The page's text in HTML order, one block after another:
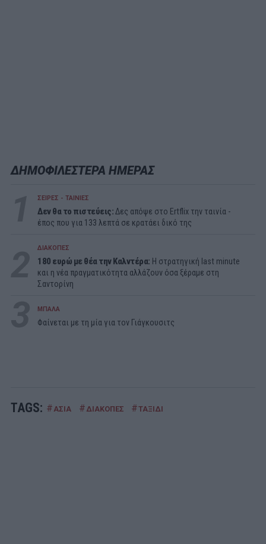
ΔΗΜΟΦΙΛΕΣΤΕΡΑ ΗΜΕΡΑΣ
ΣΕΙΡΕΣ - ΤΑΙΝΙΕΣ
Δεν θα το πιστεύεις:Δες απόψε στο Ertflix την ταινία -
έπος που για 133 λεπτά σε κρατάει δικό της
ΔΙΑΚΟΠΕΣ
180 ευρώ με θέα την Καλντέρα: Η στρατηγική last minute
και η νέα πραγματικότητα αλλάζουν όσα ξέραμε στη
Σαντορίνη
ΜΠΑΛΑ
Φαίνεται με τη μία για τον Γιάγκουσιτς
TAGS: # ΑΣΙΑ # ΔΙΑΚΟΠΕΣ #ΤΑΞΙΔΙ